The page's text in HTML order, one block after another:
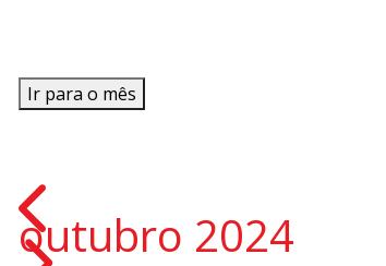
Ir para o mês
outubro 2024